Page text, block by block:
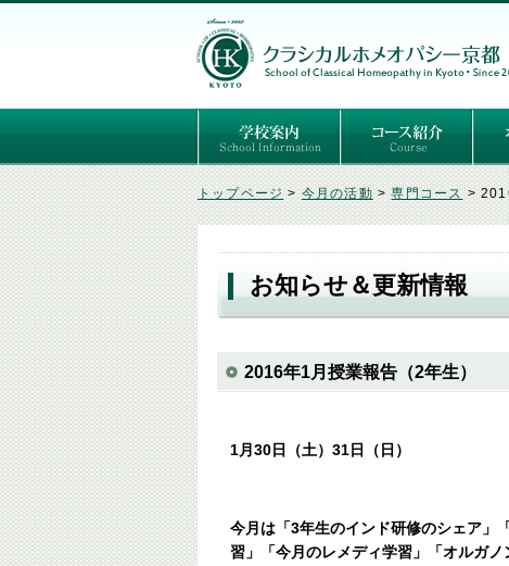
ごあいさつ
３つの基本理念
講師紹介
国際セミナー
ある日の学校生活（写真）
推薦者の声
よくあるご質問
予定表 はじめてのホメオパシ
セルフケアコース
専門コース（4年制）
専門コース（通信）
専門コース編入制度 ホ
ク
オ
ハ
ハ
レ
トップページ>今月の活動>専門コース>
お知らせ＆更新情報
2016年1月授業報告（2年生）
1月30日（土）31日（日）
今月は「3年生のインド研修のシェア」
習」「今月のレメディ学習」「オルガ